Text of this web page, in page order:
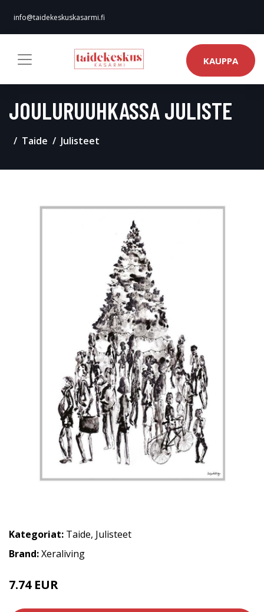
info@taidekeskuskasarmi.fi
KAUPPA
JOULURUUHKASSA JULISTE
Taide Julisteet
Kategoriat: Taide, Julisteet
Brand:Xeraliving
7.74 EUR